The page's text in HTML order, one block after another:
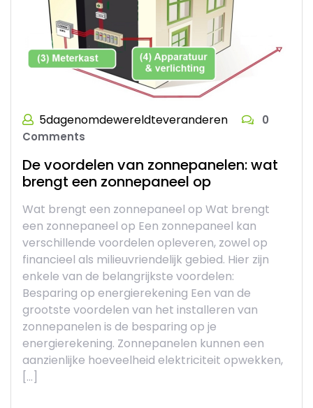
5dagenomdewereldteveranderen
0
Comments
De voordelen van zonnepanelen: wat
brengt een zonnepaneel op
Wat brengt een zonnepaneel op Wat brengt
een zonnepaneel op Een zonnepaneel kan
verschillende voordelen opleveren, zowel op
financieel als milieuvriendelijk gebied. Hier zijn
enkele van de belangrijkste voordelen:
Besparing op energierekening Een van de
grootste voordelen van het installeren van
zonnepanelen is de besparing op je
energierekening. Zonnepanelen kunnen een
aanzienlijke hoeveelheid elektriciteit opwekken,
[…]